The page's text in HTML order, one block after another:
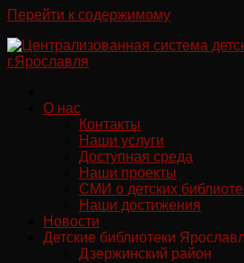
Перейти к содержимому
О нас
Контакты
Наши услуги
Доступная среда
Наши проекты
СМИ о детских
Наши достижения
Новости
Детские библиотеки
Дзержинский район